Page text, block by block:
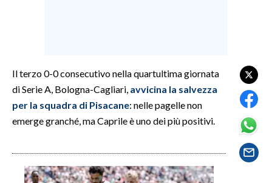
SPETTACOLI
SARDEGNA TURISMO
Il terzo 0-0 consecutivo nella quartultima giornata
di Serie A, Bologna-Cagliari, avvicina la salvezza
per la squadra di Pisacane: nelle pagelle non
emerge granché, ma Caprile è uno dei più positivi.